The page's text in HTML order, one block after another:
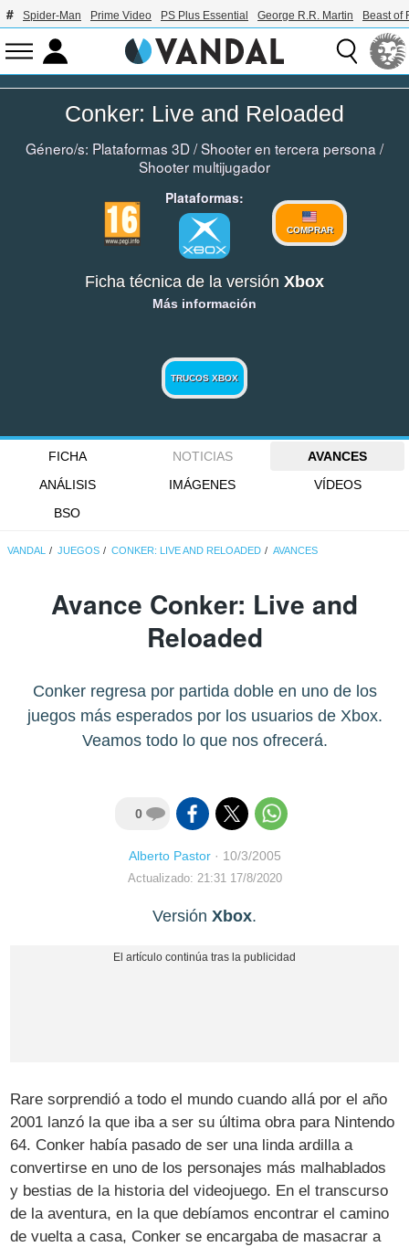
Spider-Man Prime Video PS Plus Essential George R.R. Martin Beast of
Conker: Live and Reloaded
Género/s: Plataformas 3D/Shooter en tercera persona /
Shooter multijugador
Plataformas:
COMPRAR
Ficha técnica de la versión Xbox
Más información
TRUCOS XBOX
FICHA NOTICIAS
AVANCES
ANÁLISIS
IMÁGENES
VÍDEOS
BSO
VANDAL JUEGOS CONKER: LIVE AND RELOADED AVANCES
Avance Conker: Live and
Reloaded
Conker regresa por partida doble en uno de los
juegos más esperados por los usuarios de Xbox.
Veamos todo lo que nos ofrecerá.
0
Alberto Pastor· 10/3/2005
Actualizado: 21:31 17/8/2020
Versión Xbox.
Rare sorprendió a todo el mundo cuando allá por el año
2001 lanzó la que iba a ser su última obra para Nintendo
64. Conker había pasado de ser una linda ardilla a
convertirse en uno de los personajes más malhablados
y bestias de la historia del videojuego. En el transcurso
de la aventura, en la que debíamos encontrar el camino
de vuelta a casa, Conker se encargaba de masacrar a